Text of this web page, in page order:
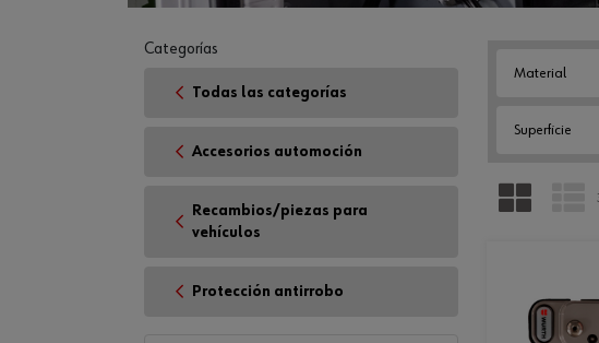
Material
Superficie
PARRILLA
Categorías
Todas las categorías
Accesorios automoción
Recambios/piezas para
vehículos
Protección antirrobo